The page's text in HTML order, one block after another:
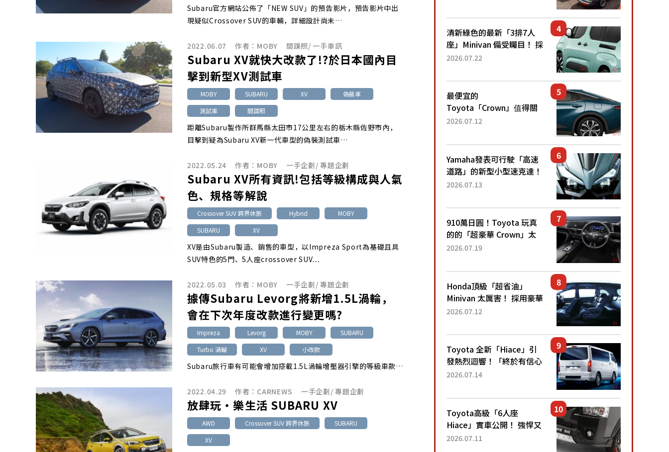
Subaru官方網站公佈了「NEW SUV」的預告影片，預告影片中出
現疑似Crossover SUV的車輛，詳細設計尚未…
2022.06.07 作者： MOBY 間諜照/ 一手車訊
Subaru XV就快大改款了!?於日本國內目
擊到新型XV測試車
MOBY SUBARU XV
偽裝車
測試車
間諜照
距離Subaru製作所群馬縣太田市17公里左右的栃木縣佐野市內，
目擊到疑為Subaru XV新一代車型的偽裝測試車…
2022.05.24 作者： MOBY 一手企劃 /專題企劃
Subaru XV所有資訊!包括等級構成與人氣
色、規格等解說
Crossover SUV 跨界休旅 Hybrid
MOBY
SUBARU
XV
XV是由Subaru製造、銷售的車型，以Impreza Sport為基礎且具
SUV特色的5門、5人座crossover SUV…
2022.05.03 作者： MOBY 一手企劃 /專題企劃
據傳Subaru Levorg將新增1.5L渦輪，
會在下次年度改款進行變更嗎?
Impreza Levorg MOBY
SUBARU
Turbo 渦輪
XV 小改款
Subaru旅行車有可能會增加搭載1.5L渦輪增壓器引擎的等級車款…
2022.04.29 作者： CARNEWS 一手企劃 /專題企劃
放肆玩・樂生活 SUBARU XV
AWD Crossover SUV 跨界休旅
SUBARU
XV
清新綠色的最新「3排7人
座」Minivan 備受矚目！ 採
用全長4.7公尺剛剛好的車
還推出467萬元日圓起的5
人座版...
2026.07.22
最便宜的
Toyota「Crown」值得關
注！ 搭載4WD、每公升
眼！ 配備豐富、超越售價
水準，堪稱高CP值代表的
「...
2026.07.12
Yamaha發表可行駛「高速
道路」的新型小型速克達！
搭載能享受超強勁「渦輪
高階「Super Sport」車款
相同的...
2026.07.13
910萬日圓！Toyota 玩真
的的「超豪華 Crown」太
厲害了！採用由「匠人技
運動化「底盤設定」！還配
備專屬豪華...
2026.07.19
Honda頂級「超省油」
Minivan 太厲害！ 採用豪華
「真皮座椅」與專屬「黑色
公里，兼具優異節能表現與
舒適「三...
2026.07.12
Toyota 全新「Hiace」引
發熱烈迴響！「終於有信心
下訂了！」「哪個等級交車
後竟然還要等「超過半年」
才能交車？...
2026.07.14
Toyota高級「6人座
Hiace」實車公開！ 強悍又
充滿魄力的「全黑設計」搭
2026.07.11